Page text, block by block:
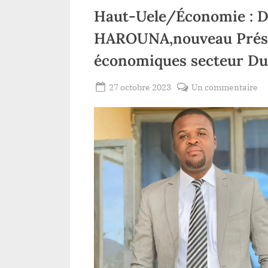
Haut-Uele/Économie :
HAROUNA,nouveau
économiques secteur
Posted
27 octobre 2023
Lacloche
Un commentaire
:
des